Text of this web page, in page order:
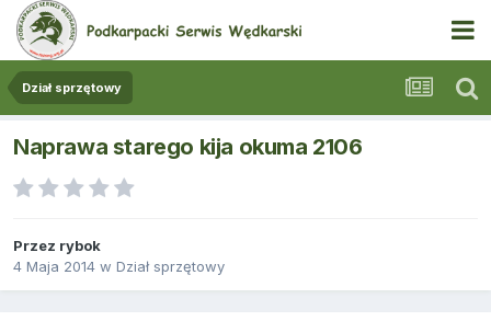
Dział sprzętowy
Naprawa starego kija okuma 2106
Przez rybok
4 Maja 2014 w Dział sprzętowy